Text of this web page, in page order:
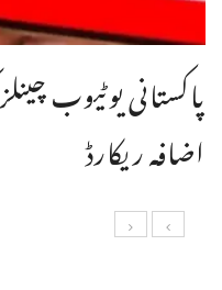
پاکستانی یوٹیوب
اضافہ ریکارڈ